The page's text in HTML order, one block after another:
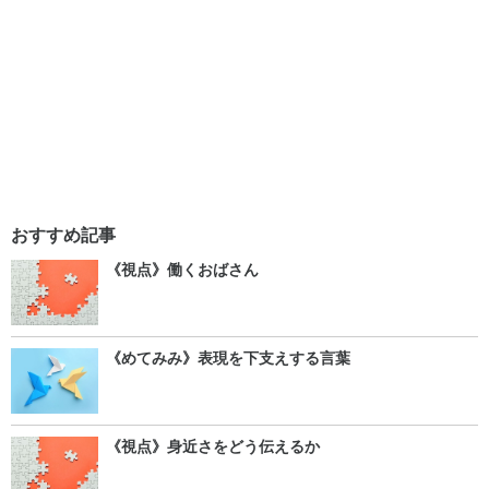
おすすめ記事
《視点》働くおばさん
《めてみみ》表現を下支えする言葉
《視点》身近さをどう伝えるか